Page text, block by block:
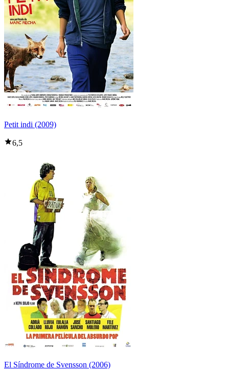
Petit indi (2009)
6,5
El Síndrome de Svensson (2006)